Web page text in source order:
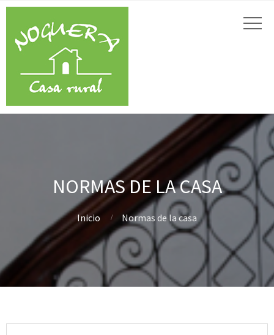
NORMAS DE LA CASA
Inicio Normas de la casa